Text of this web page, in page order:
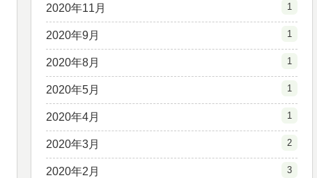
2020年11月 1
2020年9月 1
2020年8月 1
2020年5月 1
2020年4月 1
2020年3月 2
2020年2月 3